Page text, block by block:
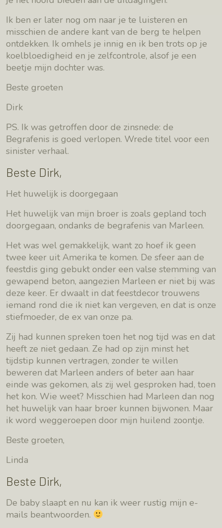
Ik ben er later nog om naar je te luisteren en
misschien de andere kant van de berg te helpen
ontdekken. Ik omhels je innig en ik ben trots op je
koelbloedigheid en je zelfcontrole, alsof je een
beetje mijn dochter was.
Beste groeten
Dirk
PS. Ik was getroffen door de zinsnede: de
Begrafenis is goed verlopen. Wrede titel voor een
sinister verhaal.
Beste Dirk,
Het huwelijk is doorgegaan
Het huwelijk van mijn broer is zoals gepland toch
doorgegaan, ondanks de begrafenis van Marleen.
Het was wel gemakkelijk, want zo hoef ik geen
twee keer uit Amerika te komen. De sfeer aan de
feestdis ging gebukt onder een valse stemming van
gewapend beton, aangezien Marleen er niet bij was
deze keer. Er dwaalt in dat feestdecor trouwens
iemand rond die ik niet kan vergeven, en dat is onze
stiefmoeder, de ex van onze pa.
Zij had kunnen spreken toen het nog tijd was en dat
heeft ze niet gedaan. Ze had op zijn minst het
tijdstip kunnen vertragen, zonder te willen
beweren dat Marleen anders of beter aan haar
einde was gekomen, als zij wel gesproken had, toen
het kon. Wie weet? Misschien had Marleen dan nog
het huwelijk van haar broer kunnen bijwonen. Maar
ik word weggeroepen door mijn huilend zoontje.
Beste groeten,
Linda
Beste Dirk,
De baby slaapt en nu kan ik weer rustig mijn e-
mails beantwoorden.